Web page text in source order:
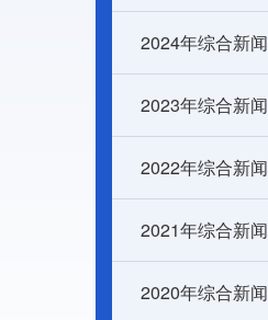
2024年综合新闻
2023年综合新闻
2022年综合新闻
2021年综合新闻
2020年综合新闻